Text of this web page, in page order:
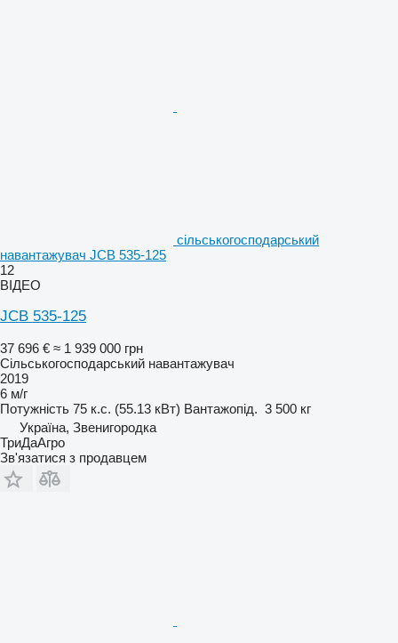
сільськогосподарський
навантажувач JCB 535-125
12
ВІДЕО
JCB 535-125
37 696 € ≈ 1 939 000 грн
Сільськогосподарський навантажувач
2019
6 м/г
Потужність 75 к.с. (55.13 кВт) Вантажопід. 3 500 кг
Україна, Звенигородка
ТриДаАгро
Зв'язатися з продавцем